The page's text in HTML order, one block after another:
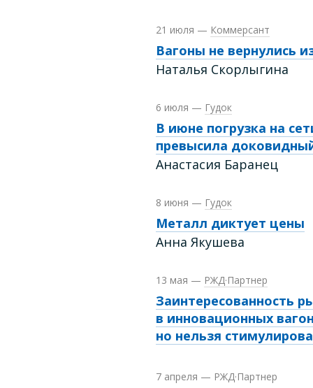
21 июля — Коммерсант
Вагоны не вернулись
Наталья Скорлыгина
6 июля — Гудок
В июне погрузка на
превысила
Анастасия Баранец
8 июня — Гудок
Металл диктует цены
Анна Якушева
13 мая — РЖД·Партнер
Заинтересованность
в инновационных
но нельзя
7 апреля — РЖД·Партнер